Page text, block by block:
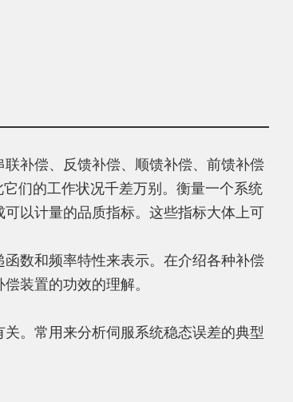
补偿、反馈补偿、顺馈补偿、前馈补偿
们的工作状况千差万别。衡量一个系统
以计量的品质指标。这些指标大体上可
数和频率特性来表示。在介绍各种补偿
装置的功效的理解。
。常用来分析伺服系统稳态误差的典型